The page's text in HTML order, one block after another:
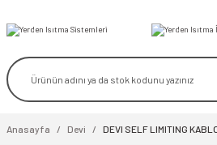
Anasayfa Devi DEVI SELF LIMITING